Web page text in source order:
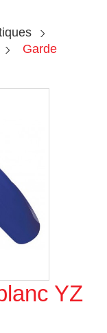
Garde
YZ